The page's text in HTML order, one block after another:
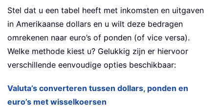
Stel dat u een tabel heeft met inkomsten en uitgaven
in Amerikaanse dollars en u wilt deze bedragen
omrekenen naar euro’s of ponden (of vice versa).
Welke methode kiest u? Gelukkig zijn er hiervoor
verschillende eenvoudige opties beschikbaar:
Valuta’s converteren tussen dollars, ponden en
euro’s met wisselkoersen